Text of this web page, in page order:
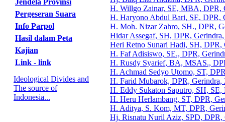
Jendela Provinsi
Pergeseran Suara
Info Parpol
Hasil dalam Peta
Kajian
Link - link
Ideological Divides and
The source of
Indonesia...
H. Willgo Zainar, SE, MBA, DPR,
H. Haryono Abdul Bari, SE, DPR,
H. Moh. Nizar Zahro, SH., DPR,
Hidar Assegaf, SH, DPR,
Heri Retno Sunari Hadi, SH, DPR,
H. Faf Adisiswo, SE., DPR,
H. Rusdy Syarief, BA, MSAS.,
H. Achmad Sedyo Utomo, ST,
H. Farid Mubarok, DPR, Gerindra,
H. Eddy Sukaton Saputro, SH,
H. Heru Herlambang, ST, DPR,
H. Aditya, S. Kom, MT, DPR,
Hj. Risnatu Nuril Aziz, SPD, DPR,